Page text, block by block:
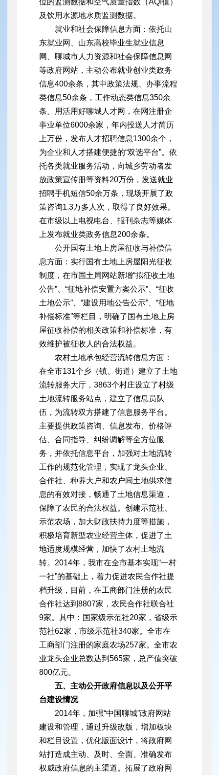
位的监测数据和空气质量指数（AQI值）
及饮用水源地水质监测数据。
就业和社会保障信息方面：依托山
东就业网、山东高校毕业生就业信息
网、聊城市人力资源和社会保障信息网
等政府网站，主动公布就业创业类政务
信息400余条，其中政策法规、办事流程
类信息50余条，工作动态类信息350余
条。用活用好聊城人才网，在网注册企
事业单位6000余家，年内投送人才简历
上万份，发布人才招聘信息1300余个，
为企业和人才搭建便捷的“双选平台”。依
托各类就业服务活动，向城乡劳动者发
放政策宣传册等资料20万份，发送就业
招聘手机短信50余万条，现场开展了政
策咨询1.3万多人次，取得了良好效果。
在市级以上电视电台、报刊杂志等媒体
上发布就业类政务信息200余条。
公开国有土地上房屋征收与补偿信
息方面：实行国有土地上房屋阳光征收
制度，在市国土局网站新增“拟征收土地
公告”、“征地补偿安置方案公示”、“征收
土地公示”、“建设用地公告公示”、“征地
补偿标准”等栏目，明确了国有土地上房
屋征收补偿的相关政策和补偿标准，有
效维护被征收人的合法权益。
农村土地承包经营流转信息方面：
在全市131个乡（镇、街道）建立了土地
流转服务大厅，3863个村庄设立了村级
土地流转服务站点，建立了信息员队
伍，为流转双方搭建了信息服务平台。
主要提供政策咨询、信息发布、价格评
估、合同指导、纠纷调解等全方位服
务，并依托信息平台，加强对土地流转
工作的规范化管理，实现了龙头企业、
合作社、种养大户和农户间土地供求信
息的有效对接，畅通了土地信息渠道，
保障了农民的合法权益。创建示范社、
示范农场，加大财政扶持力度等措施，
积极培育新型农业经营主体，促进了土
地适度规模经营，加快了农村土地流
转。2014年，我市在全市基本实现“一村
一社”的基础上，着力促进农民合作社提
档升级，目前，在工商部门注册的农民
合作社达到8807家，农民合作社联合社
9家。其中：国家级示范社20家，省级示
范社62家，市级示范社340家。全市在
工商部门注册的家庭农场257家。全市农
业龙头企业总数达到565家，总产值突破
800亿元。
五、主动公开政府信息以及公开平
台建设情况
2014年，加强“中国聊城”政府网站
建设和管理，通过升级改版，增加板块
和栏目设置，优化版面设计，将政府网
站打造成主动、及时、全面、准确发布
权威政府信息的主渠道。拓展了政府网